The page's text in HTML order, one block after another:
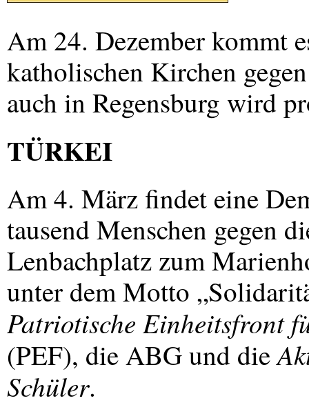
Am 24. Dezember kommt
katholischen Kirchen
auch in Regensburg wird
TÜRKEI
Am 4. März findet eine
tausend Menschen gegen
Lenbachplatz zum
unter dem Motto
Patriotische Einheitsfront
(PEF), dieABGund die
Schüler.